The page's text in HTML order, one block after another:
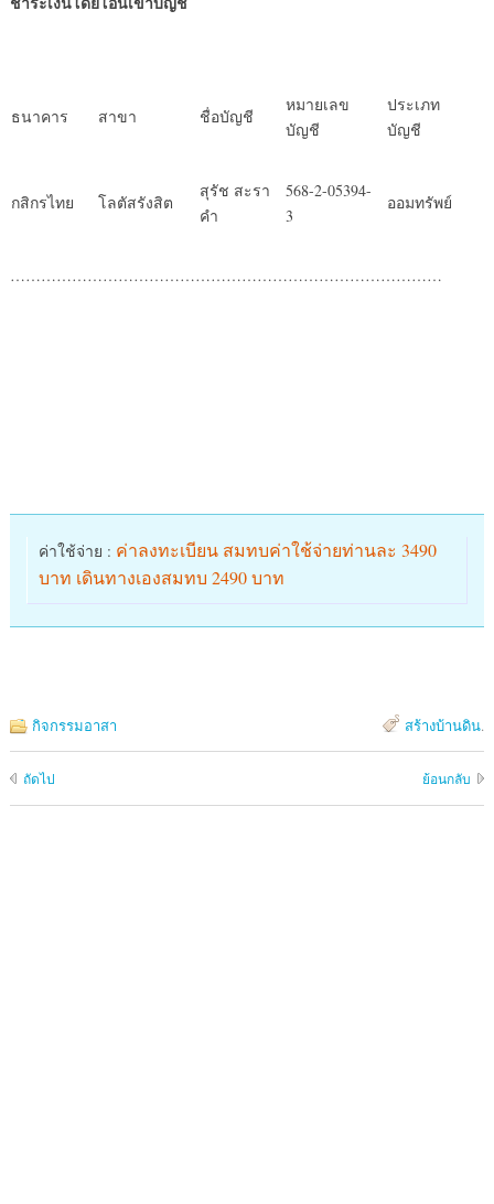
ธนาคาร สาขา ชื่อบัญชี
หมายเลข
บัญชี
ประเภท
บัญชี
กสิกรไทย โลตัสรังสิต
สุรัช สะรา
คำ
568-2-05394-
3
ออมทรัพย์
…………………………………………………………………………
ค่าใช้จ่าย : ค่าลงทะเบียน สมทบค่าใช้จ่ายท่านละ 3490
บาท เดินทางเองสมทบ 2490 บาท
กิจกรรมอาสา สร้างบ้านดิน.
ถัดไป ย้อนกลับ